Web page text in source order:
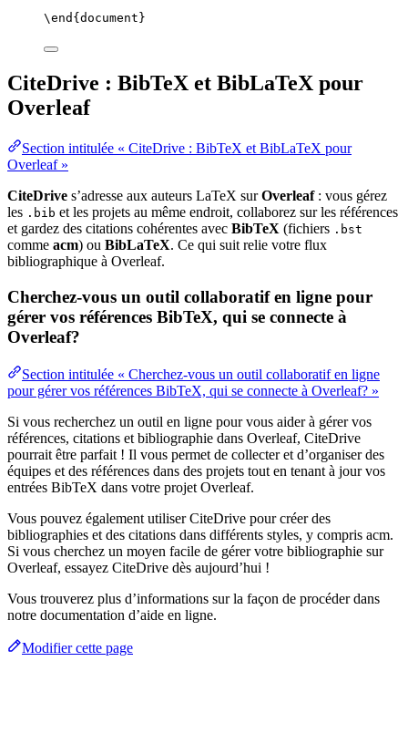
\end { document }
CiteDrive : BibTeX et BibLaTeX pour
Overleaf
Section intitulée « CiteDrive : BibTeX et BibLaTeX pour
Overleaf »
CiteDrive s’adresse aux auteurs LaTeX surOverleaf: vous gérez
les .bib et les projets au même endroit, collaborez sur les références
et gardez des citations cohérentes avec BibTeX (fichiers .bst
comme acm) ou BibLaTeX. Ce qui suit relie votre flux
bibliographique à Overleaf.
Cherchez-vous un outil collaboratif en ligne pour
gérer vos références BibTeX, qui se connecte à
Overleaf?
Section intitulée « Cherchez-vous un outil collaboratif en ligne
pour gérer vos références BibTeX, qui se connecte à Overleaf? »
Si vous recherchez un outil en ligne pour vous aider à gérer vos
références, citations et bibliographie dans Overleaf, CiteDrive
pourrait être parfait ! Il vous permet de collecter et d’organiser des
équipes et des références dans des projets tout en tenant à jour vos
entrées BibTeX dans votre projet Overleaf.
Vous pouvez également utiliser CiteDrive pour créer des
bibliographies et des citations dans différents styles, y compris acm.
Si vous cherchez un moyen facile de gérer votre bibliographie sur
Overleaf, essayez CiteDrive dès aujourd’hui !
Vous trouverez plus d’informations sur la façon de procéder dans
notre documentation d’aide en ligne.
Modifier cette page